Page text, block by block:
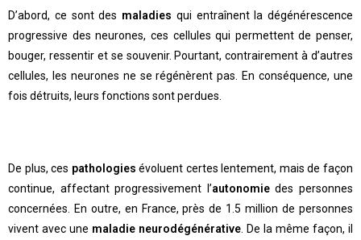
D’abord, ce sont des maladies qui entraînent la dégénérescence
progressive des neurones, ces cellules qui permettent de penser,
bouger, ressentir et se souvenir. Pourtant, contrairement à d’autres
cellules, les neurones ne se régénèrent pas. En conséquence, une
fois détruits, leurs fonctions sont perdues.
De plus, ces pathologiesévoluent certes lentement, mais de façon
continue, affectant progressivement l’autonomiedes personnes
concernées. En outre, en France, près de 1.5 million de personnes
vivent avec une maladie neurodégénérative. De la même façon, il